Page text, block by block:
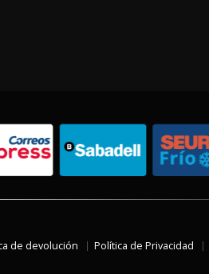
de devolución Política de Privacidad